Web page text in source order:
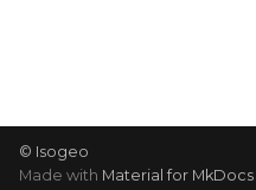
© Isogeo
Made with Material for MkDocs